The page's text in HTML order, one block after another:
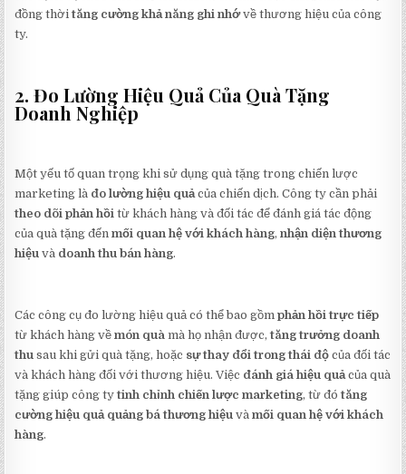
đồng thờităng cường khả năng ghi nhớvề thương hiệu của công
ty.
2. Đo Lường Hiệu Quả Của Quà Tặng
Doanh Nghiệp
Một yếu tố quan trọng khi sử dụng quà tặng trong chiến lược
marketing là đo lường hiệu quả của chiến dịch. Công ty cần phải
theo dõi phản hồi từ khách hàng và đối tác để đánh giá tác động
của quà tặng đếnmối quan hệ với khách hàng,nhận diện thương
hiệu và doanh thu bán hàng.
Các công cụ đo lường hiệu quả có thể bao gồmphản hồi trực tiếp
từ khách hàng vềmón quà mà họ nhận được,tăng trưởng doanh
thu sau khi gửi quà tặng, hoặc sự thay đổi trong thái độ của đối tác
và khách hàng đối với thương hiệu. Việc đánh giá hiệu quả của quà
tặng giúp công tytinh chỉnh chiến lược marketing, từ đótăng
cường hiệu quả quảng bá thương hiệu vàmối quan hệ với khách
hàng.